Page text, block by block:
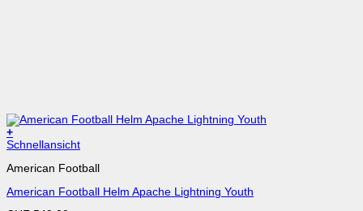
+
Dieses
weist
Varianten
Schnellansicht
American Football
American Football Helm Apache Lightning Youth